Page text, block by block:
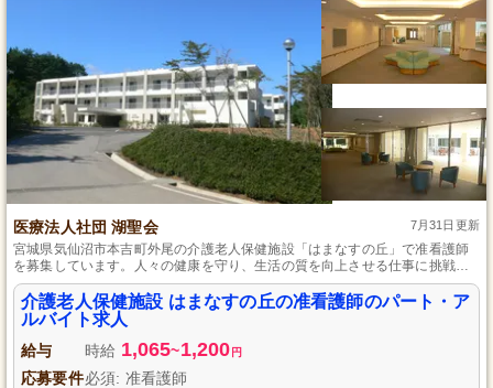
医療法人社団 湖聖会 7月31日更新
宮城県気仙沼市本吉町外尾の介護老人保健施設「はまなすの丘」で准看護師
を募集しています。人々の健康を守り、生活の質を向上させる仕事に挑戦し
ませんか？未経験者も歓迎します。また、一人ひとりのステップアップをサ
ポートする環境も整っています。パート・アルバイトからスタートし、将来
的なキャリアアップも目指せます。地域に根ざした温かい職場で、ご利用者
様に寄り添ったケアを提供してください。
介護老人保健施設 はまなすの丘の准看護師のパート・ア
ルバイト求人
給与 時給 1,065~1,200 円
応募要件必須: 准看護師